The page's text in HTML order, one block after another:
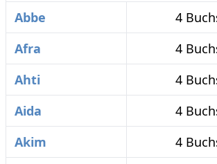
Abbe
4
Afra
4
Ahti
4
Aida
4
Akim
4